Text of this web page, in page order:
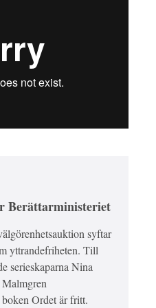
Berättarministeriet
syftar
yttrandefriheten. Till
serieskaparna Nina
Ordet är fritt.